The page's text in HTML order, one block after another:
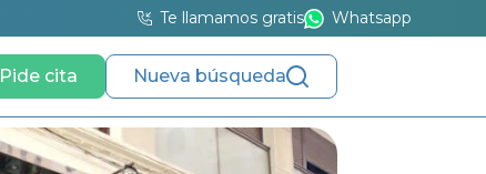
Te llamamos gratis Whatsapp
Pide cita Nueva búsqueda